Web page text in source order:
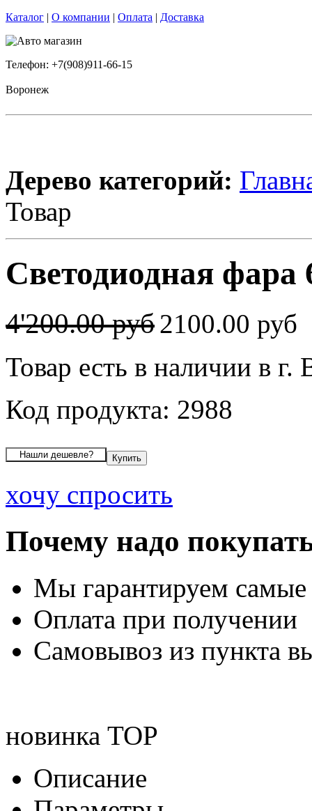
Каталог | О компании | Оплата | Доставка
Телефон: +7(908)911-66-15
Воронеж
Дерево категорий:
Товар
Светодиодная фара
4'200.00 руб2100.00 руб
Товар есть в наличии в г.
Код продукта: 2988
хочу спросить
Почему надо
Мы гарантируем
Оплата при получении
Самовывоз из пункта
новинка TOP
Описание